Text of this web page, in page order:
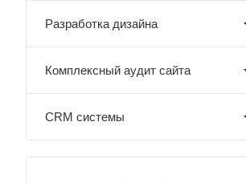
Разработка дизайна
Комплексный аудит сайта
CRM системы